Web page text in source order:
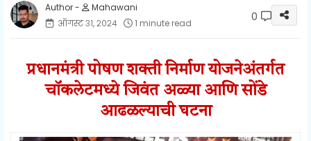
Mahawani
ऑगस्ट ३१, २०२४
1 minute read 0
प्रधानमंत्री पोषण शक्ती निर्माण योजनेअंतर्गत
चॉकलेटमध्ये जिवंत अळ्या आणि सोंडे
आढळल्याची घटना